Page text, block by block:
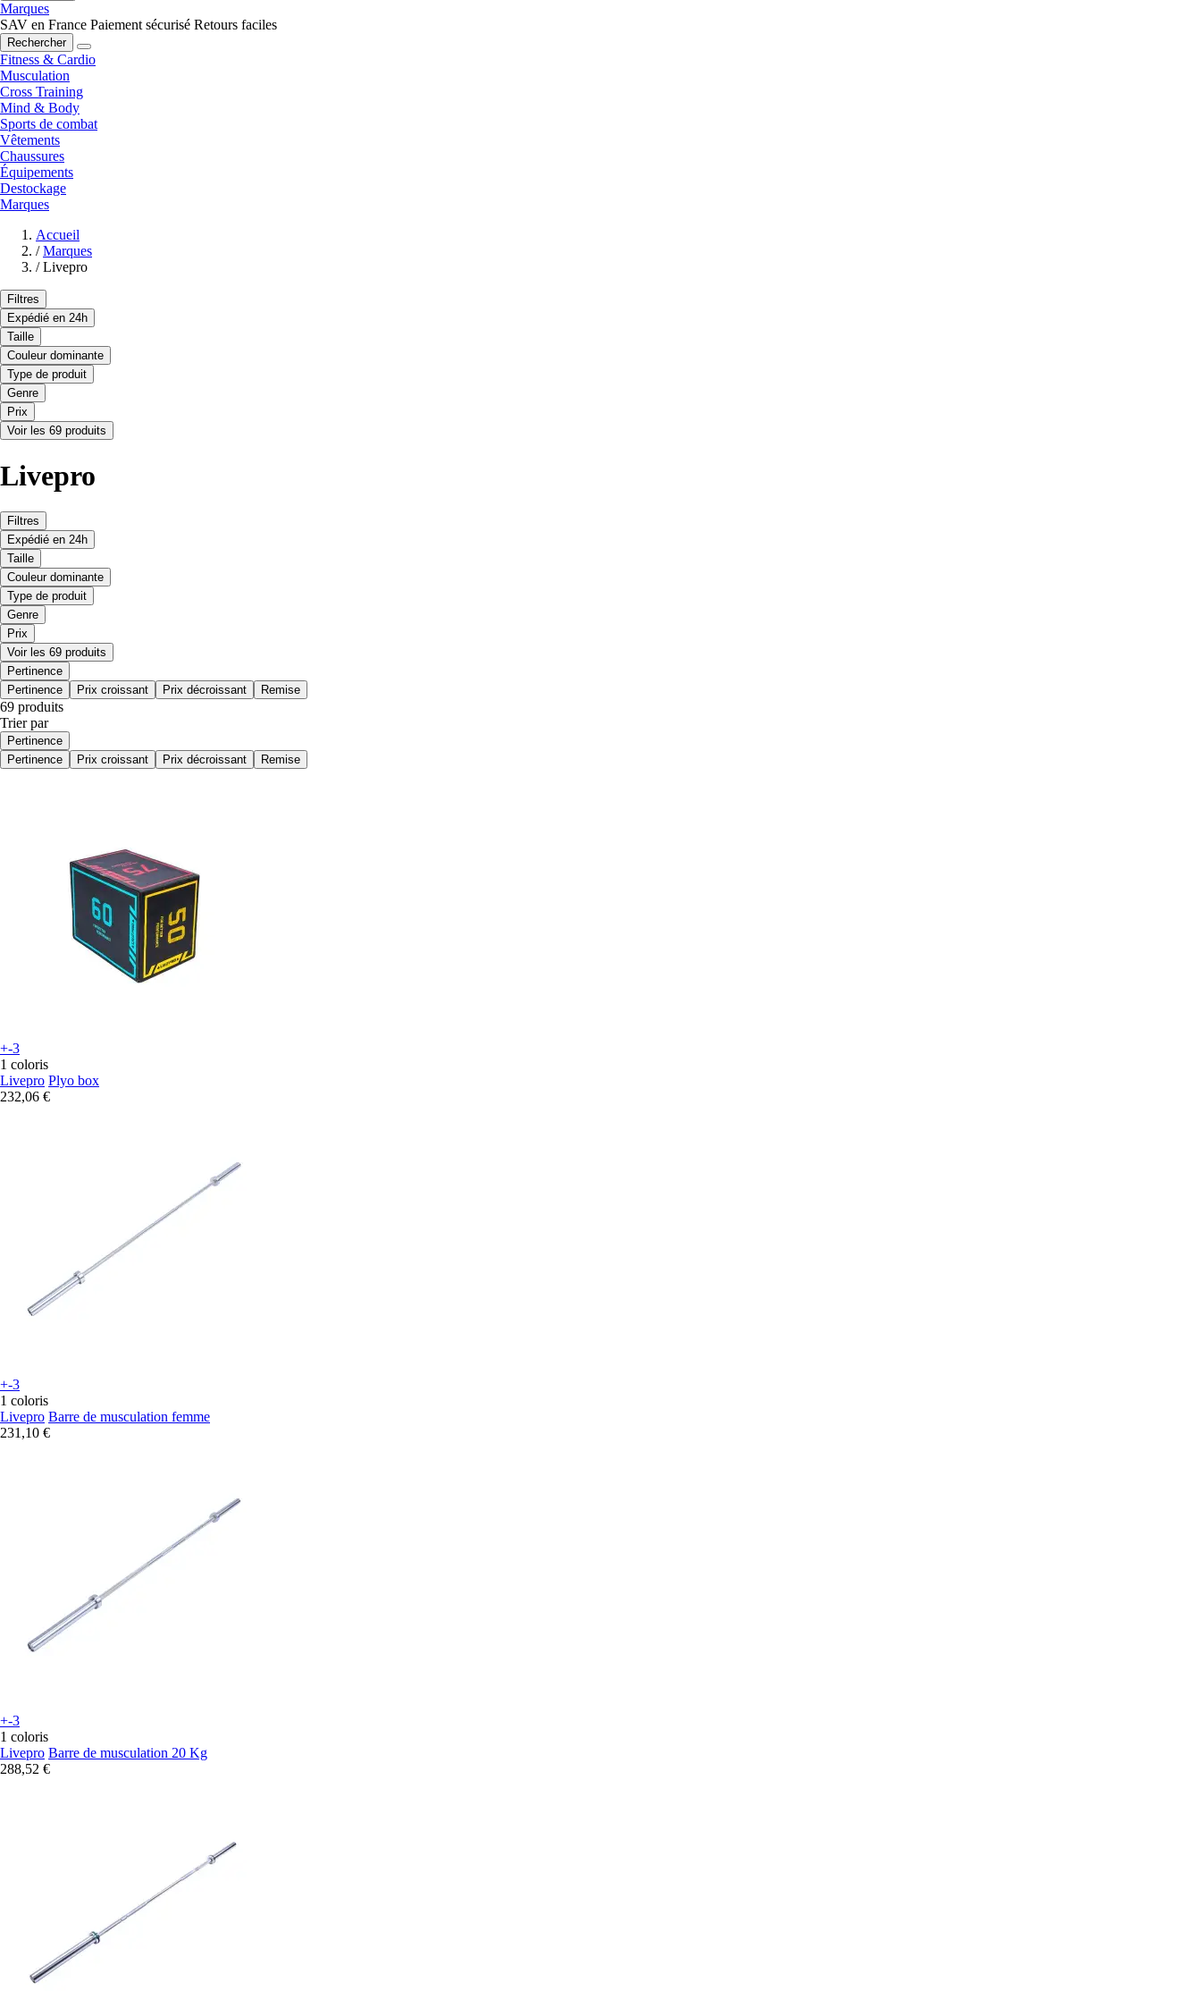
Marques
SAV en France Paiement sécurisé Retours faciles
Rechercher
Fitness & Cardio
Musculation
Cross Training
Mind & Body
Sports de combat
Vêtements
Chaussures
Équipements
Destockage
Marques
Accueil
/ Marques
/ Livepro
Filtres
Expédié en 24h
Taille
Couleur dominante
Type de produit
Genre
Prix
Voir les 69 produits
Livepro
Filtres
Expédié en 24h
Taille
Couleur dominante
Type de produit
Genre
Prix
Voir les 69 produits
Pertinence
Pertinence
Prix croissant Prix décroissant Remise
69 produits
Trier par
Pertinence
Pertinence
Prix croissant Prix décroissant Remise
+-3
1 coloris
Livepro Plyo box
232,06 €
+-3
1 coloris
Livepro Barre de musculation femme
231,10 €
+-3
1 coloris
Livepro Barre de musculation 20 Kg
288,52 €